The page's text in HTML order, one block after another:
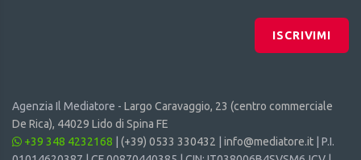
ISCRIVIMI
Agenzia Il Mediatore - Largo Caravaggio, 23 (centro commerciale
De Rica), 44029 Lido di Spina FE
+39 348 4232168
(+39) 0533 330432 info@mediatore.it | P.I.